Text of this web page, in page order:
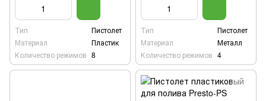
Тип
Пистолет
Материал
Пластик
Количество режимов 8
Тип
Пистолет
Материал
Металл
Количество режимов 4